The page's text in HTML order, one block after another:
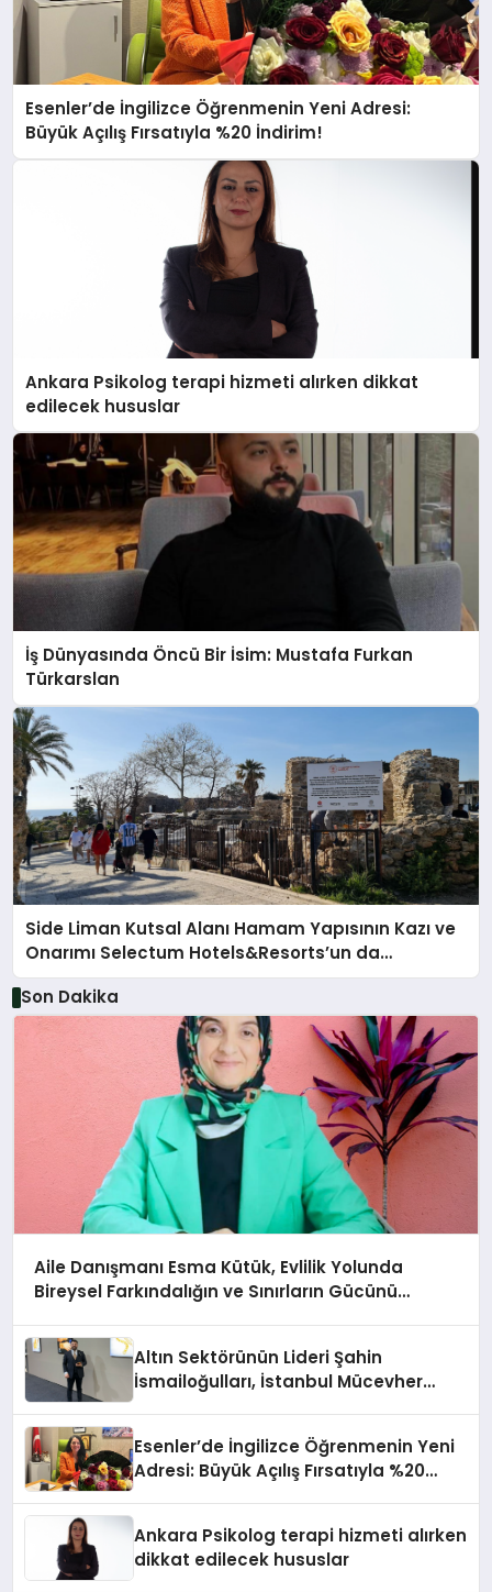
Esenler’de İngilizce Öğrenmenin Yeni Adresi:
Büyük Açılış Fırsatıyla %20 İndirim!
Ankara Psikolog terapi hizmeti alırken dikkat
edilecek hususlar
İş Dünyasında Öncü Bir İsim: Mustafa Furkan
Türkarslan
Side Liman Kutsal Alanı Hamam Yapısının Kazı ve
Onarımı Selectum Hotels&Resorts’un da
Katkılarıyla Tamamlandı
Son Dakika
Aile Danışmanı Esma Kütük, Evlilik Yolunda
Bireysel Farkındalığın ve Sınırların Gücünü
Altın Sektörünün Lideri Şahin
İsmailoğulları, İstanbul Mücevher
Esenler’de İngilizce Öğrenmenin Yeni
Adresi: Büyük Açılış Fırsatıyla %20
Ankara Psikolog terapi hizmeti alırken
dikkat edilecek hususlar